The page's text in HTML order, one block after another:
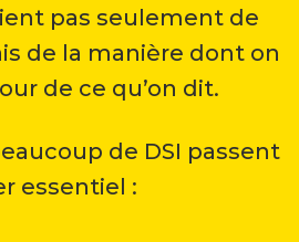
pas seulement de
de la manière dont on
de ce qu’on dit.
de DSI passent
essentiel :